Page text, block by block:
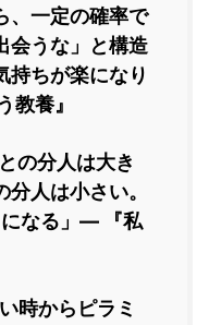
、一定の確率で
会うな」と構造
持ちが楽になり
教養』
の分人は大き
人は小さい。
なる」― 『私
時からピラミ